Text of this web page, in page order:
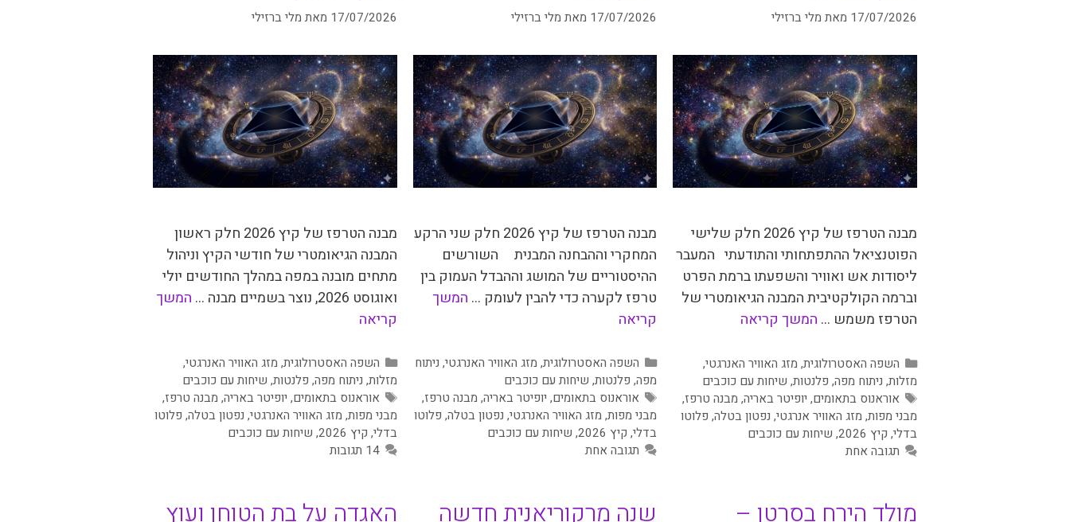
17/07/2026 מאת מלי ברזילי
מבנה הטרפז של קיץ 2026 חלק שלישי
הפוטנציאל ההתפתחותי והתודעתי המעבר
ליסודות אש ואוויר והשפעתו ברמת הפרט
וברמה הקולקטיבית המבנה הגיאומטרי של
הטרפז משמש … המשך קריאה
קטגוריות
השפה האסטרולוגית, מזג האוויר האנרגטי,
מזלות, ניתוח מפה, פלנטות, שיחות עם כוכבים
תגיות
אוראנוס בתאומים, יופיטר באריה, מבנה טרפז,
מבני מפות, מזג האוויר אנרגטי, נפטון בטלה, פלוטו
בדלי, קיץ 2026 , שיחות עם כוכבים
תגובה אחת
17/07/2026 מאת מלי ברזילי
מבנה הטרפז של קיץ 2026 חלק שני הרקע
המחקרי וההבחנה המבנית השורשים
ההיסטוריים של המושג וההבדל העמוק בין
טרפז לקערה כדי להבין לעומק … המשך
קריאה
קטגוריות
השפה האסטרולוגית, מזג האוויר האנרגטי, ניתוח
מפה, פלנטות, שיחות עם כוכבים
תגיות
אוראנוס בתאומים, יופיטר באריה, מבנה טרפז,
מבני מפות, מזג האוויר האנרגטי, נפטון בטלה, פלוטו
בדלי, קיץ 2026 , שיחות עם כוכבים
תגובה אחת
17/07/2026 מאת מלי ברזילי
מבנה הטרפז של קיץ 2026 חלק ראשון
המבנה הגיאומטרי של חודשי הקיץ וניהול
מתחים מובנה במפה במהלך החודשים יולי
ואוגוסט 2026, נוצר בשמיים מבנה …
המשך
קריאה
קטגוריות
השפה האסטרולוגית, מזג האוויר האנרגטי,
מזלות, ניתוח מפה, פלנטות, שיחות עם כוכבים
תגיות
אוראנוס בתאומים, יופיטר באריה, מבנה טרפז,
מבני מפות, מזג האוויר האנרגטי, נפטון בטלה, פלוטו
בדלי, קיץ 2026 , שיחות עם כוכבים
14 תגובות
מולד הירח בסרטן – שנה מרקוריאנית חדשה האגדה על בת הטוחן ועוץ